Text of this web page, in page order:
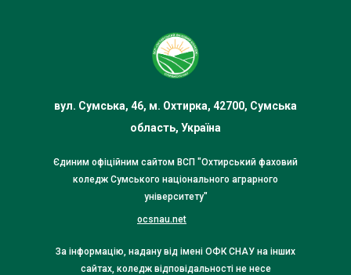
вул. Сумська, 46, м. Охтирка, 42700, Сумська
область, Україна
Єдиним офіційним сайтом ВСП "Охтирський фаховий
коледж Сумського національного аграрного
університету"
ocsnau.net
За інформацію, надану від імені ОФК СНАУ на інших
сайтах, коледж відповідальності не несе